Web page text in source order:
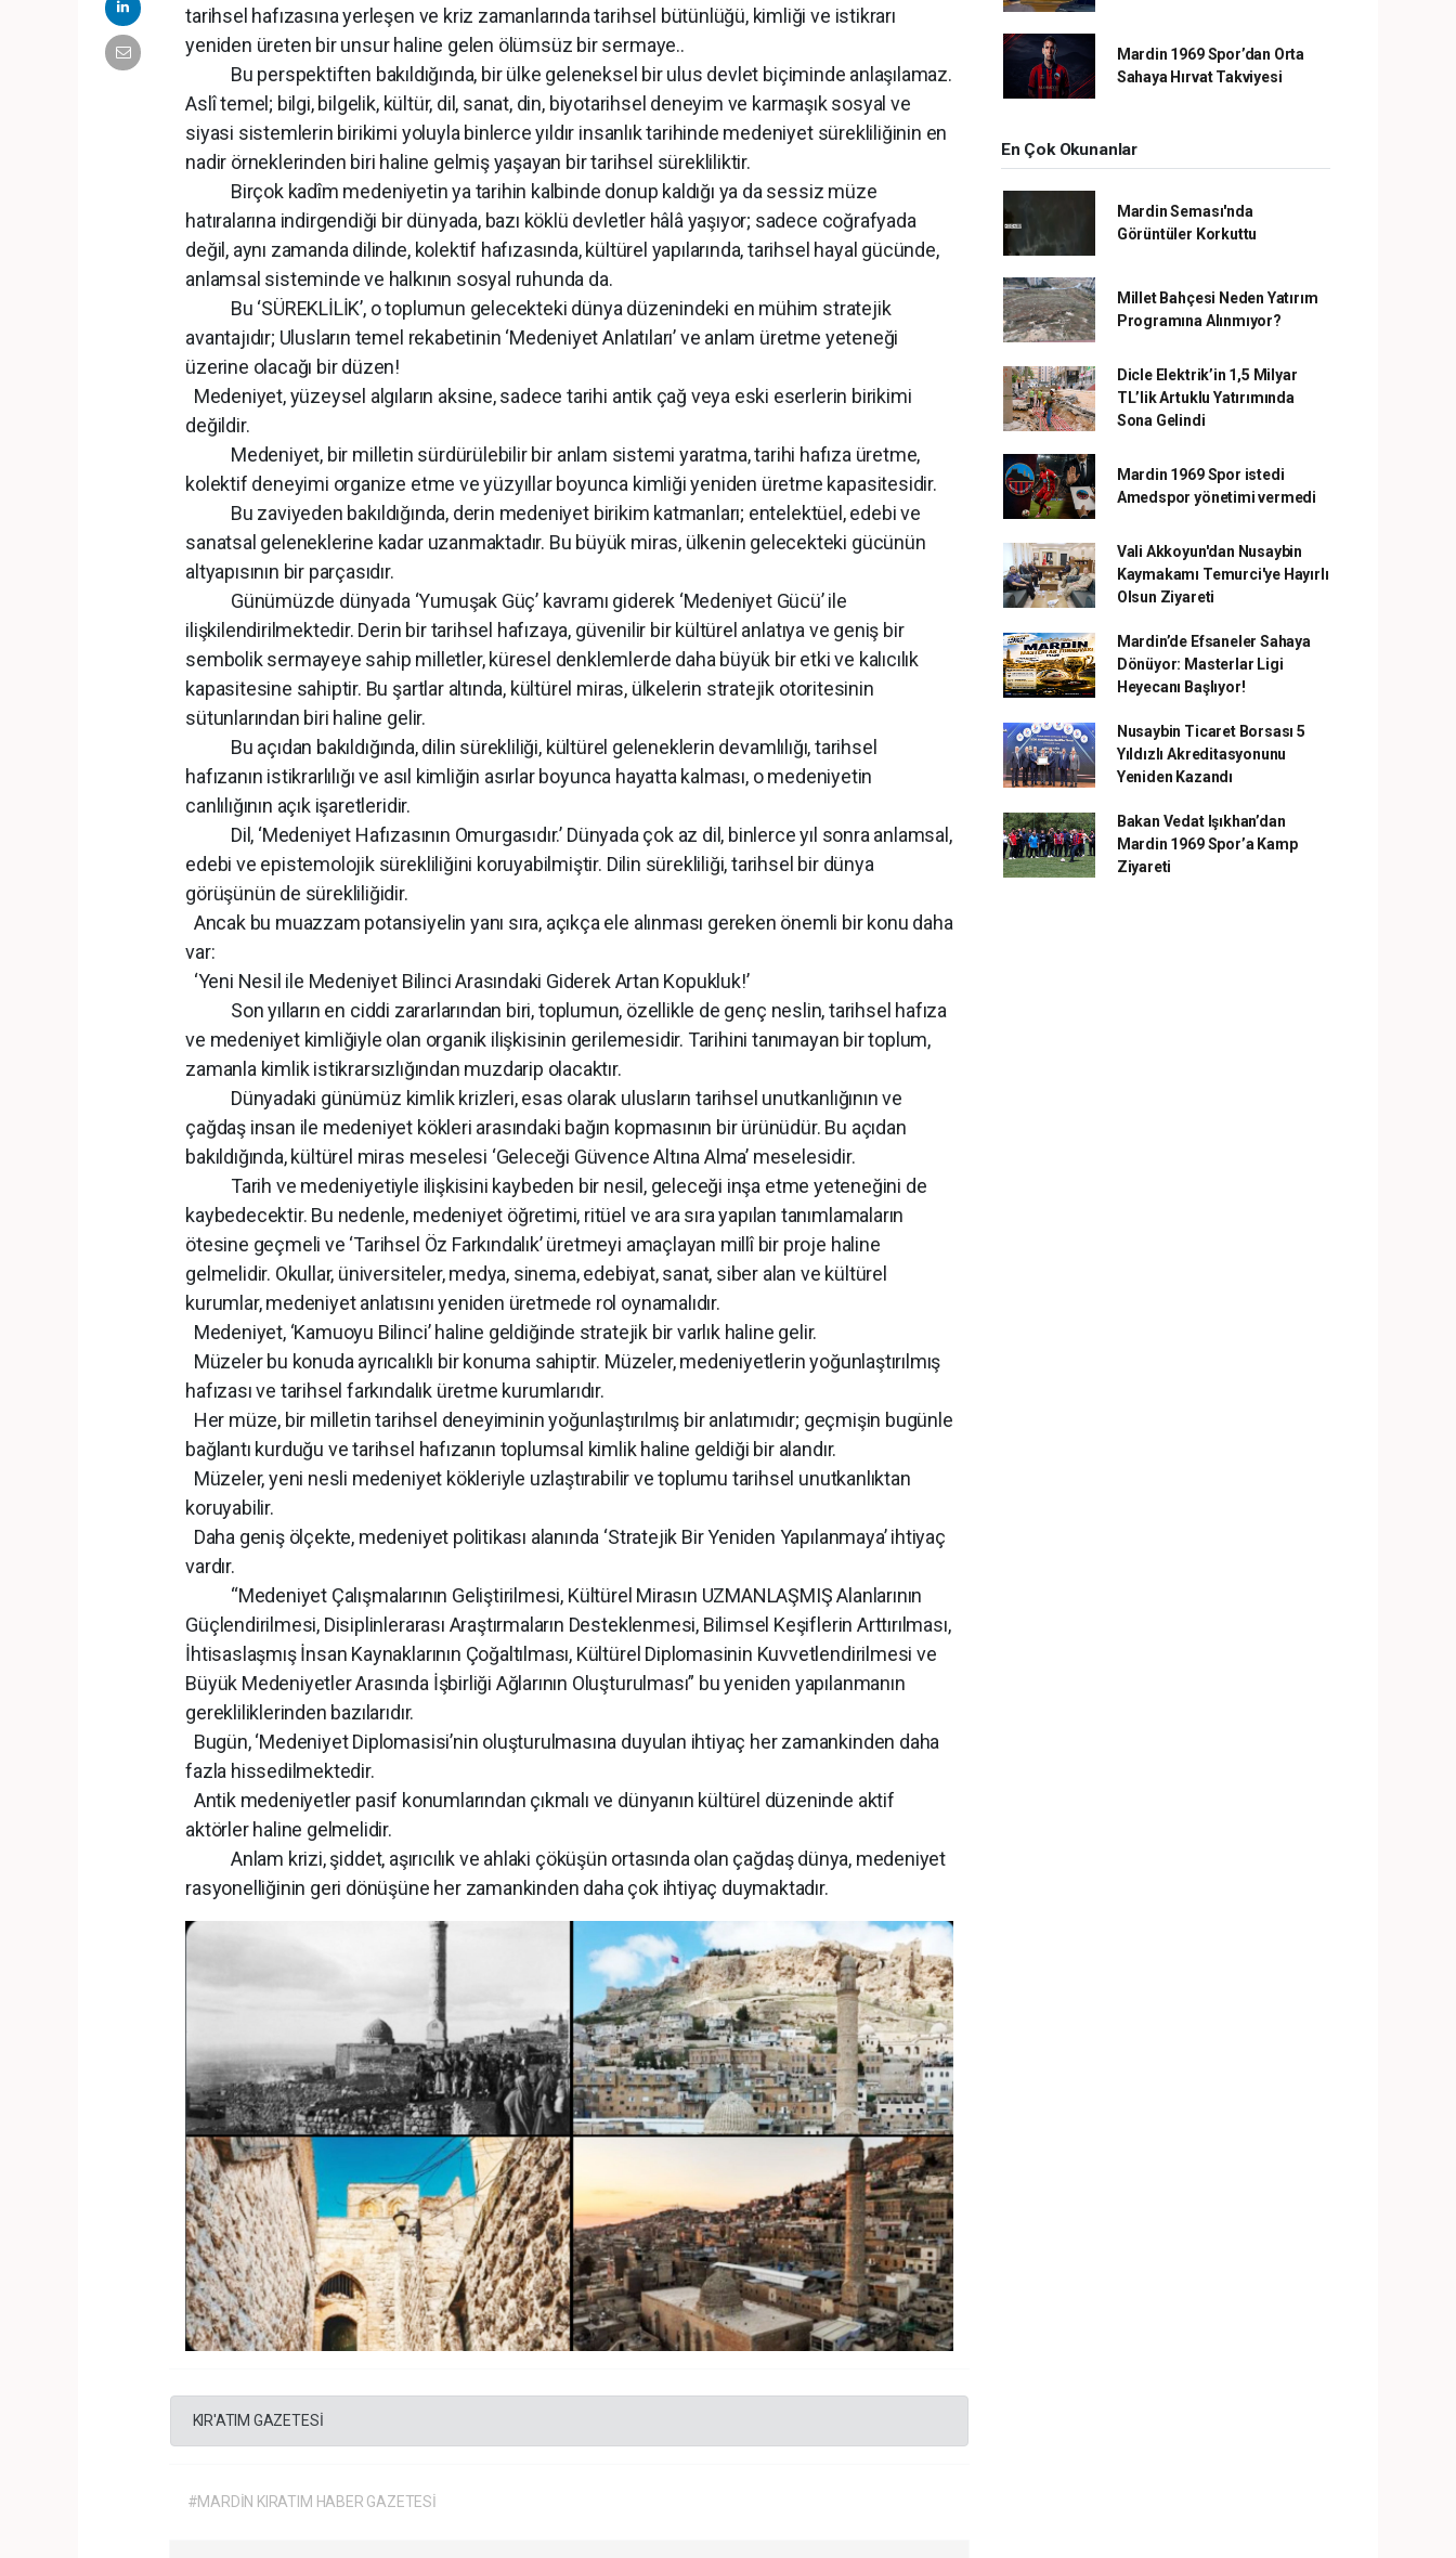
tarihsel hafızasına yerleşen ve kriz zamanlarında tarihsel bütünlüğü, kimliği ve istikrarı
yeniden üreten bir unsur haline gelen ölümsüz bir sermaye..
Bu perspektiften bakıldığında, bir ülke geleneksel bir ulus devlet biçiminde anlaşılamaz.
Aslî temel; bilgi, bilgelik, kültür, dil, sanat, din, biyotarihsel deneyim ve karmaşık sosyal ve
siyasi sistemlerin birikimi yoluyla binlerce yıldır insanlık tarihinde medeniyet sürekliliğinin en
nadir örneklerinden biri haline gelmiş yaşayan bir tarihsel sürekliliktir.
Birçok kadîm medeniyetin ya tarihin kalbinde donup kaldığı ya da sessiz müze
hatıralarına indirgendiği bir dünyada, bazı köklü devletler hâlâ yaşıyor; sadece coğrafyada
değil, aynı zamanda dilinde, kolektif hafızasında, kültürel yapılarında, tarihsel hayal gücünde,
anlamsal sisteminde ve halkının sosyal ruhunda da.
Bu ‘SÜREKLİLİK’, o toplumun gelecekteki dünya düzenindeki en mühim stratejik
avantajıdır; Ulusların temel rekabetinin ‘Medeniyet Anlatıları’ ve anlam üretme yeteneği
üzerine olacağı bir düzen!
Medeniyet, yüzeysel algıların aksine, sadece tarihi antik çağ veya eski eserlerin birikimi
değildir.
Medeniyet, bir milletin sürdürülebilir bir anlam sistemi yaratma, tarihi hafıza üretme,
kolektif deneyimi organize etme ve yüzyıllar boyunca kimliği yeniden üretme kapasitesidir.
Bu zaviyeden bakıldığında, derin medeniyet birikim katmanları; entelektüel, edebi ve
sanatsal geleneklerine kadar uzanmaktadır. Bu büyük miras, ülkenin gelecekteki gücünün
altyapısının bir parçasıdır.
Günümüzde dünyada ‘Yumuşak Güç’ kavramı giderek ‘Medeniyet Gücü’ ile
ilişkilendirilmektedir. Derin bir tarihsel hafızaya, güvenilir bir kültürel anlatıya ve geniş bir
sembolik sermayeye sahip milletler, küresel denklemlerde daha büyük bir etki ve kalıcılık
kapasitesine sahiptir. Bu şartlar altında, kültürel miras, ülkelerin stratejik otoritesinin
sütunlarından biri haline gelir.
Bu açıdan bakıldığında, dilin sürekliliği, kültürel geleneklerin devamlılığı, tarihsel
hafızanın istikrarlılığı ve asıl kimliğin asırlar boyunca hayatta kalması, o medeniyetin
canlılığının açık işaretleridir.
Dil, ‘Medeniyet Hafızasının Omurgasıdır.’ Dünyada çok az dil, binlerce yıl sonra anlamsal,
edebi ve epistemolojik sürekliliğini koruyabilmiştir. Dilin sürekliliği, tarihsel bir dünya
görüşünün de sürekliliğidir.
Ancak bu muazzam potansiyelin yanı sıra, açıkça ele alınması gereken önemli bir konu daha
var:
‘Yeni Nesil ile Medeniyet Bilinci Arasındaki Giderek Artan Kopukluk!’
Son yılların en ciddi zararlarından biri, toplumun, özellikle de genç neslin, tarihsel hafıza
ve medeniyet kimliğiyle olan organik ilişkisinin gerilemesidir. Tarihini tanımayan bir toplum,
zamanla kimlik istikrarsızlığından muzdarip olacaktır.
Dünyadaki günümüz kimlik krizleri, esas olarak ulusların tarihsel unutkanlığının ve
çağdaş insan ile medeniyet kökleri arasındaki bağın kopmasının bir ürünüdür. Bu açıdan
bakıldığında, kültürel miras meselesi ‘Geleceği Güvence Altına Alma’ meselesidir.
Tarih ve medeniyetiyle ilişkisini kaybeden bir nesil, geleceği inşa etme yeteneğini de
kaybedecektir. Bu nedenle, medeniyet öğretimi, ritüel ve ara sıra yapılan tanımlamaların
ötesine geçmeli ve ‘Tarihsel Öz Farkındalık’ üretmeyi amaçlayan millî bir proje haline
gelmelidir. Okullar, üniversiteler, medya, sinema, edebiyat, sanat, siber alan ve kültürel
kurumlar, medeniyet anlatısını yeniden üretmede rol oynamalıdır.
Medeniyet, ‘Kamuoyu Bilinci’ haline geldiğinde stratejik bir varlık haline gelir.
Müzeler bu konuda ayrıcalıklı bir konuma sahiptir. Müzeler, medeniyetlerin yoğunlaştırılmış
hafızası ve tarihsel farkındalık üretme kurumlarıdır.
Her müze, bir milletin tarihsel deneyiminin yoğunlaştırılmış bir anlatımıdır; geçmişin bugünle
bağlantı kurduğu ve tarihsel hafızanın toplumsal kimlik haline geldiği bir alandır.
Müzeler, yeni nesli medeniyet kökleriyle uzlaştırabilir ve toplumu tarihsel unutkanlıktan
koruyabilir.
Daha geniş ölçekte, medeniyet politikası alanında ‘Stratejik Bir Yeniden Yapılanmaya’ ihtiyaç
vardır.
“Medeniyet Çalışmalarının Geliştirilmesi, Kültürel Mirasın UZMANLAŞMIŞ Alanlarının
Güçlendirilmesi, Disiplinlerarası Araştırmaların Desteklenmesi, Bilimsel Keşiflerin Arttırılması,
İhtisaslaşmış İnsan Kaynaklarının Çoğaltılması, Kültürel Diplomasinin Kuvvetlendirilmesi ve
Büyük Medeniyetler Arasında İşbirliği Ağlarının Oluşturulması” bu yeniden yapılanmanın
gerekliliklerinden bazılarıdır.
Bugün, ‘Medeniyet Diplomasisi’nin oluşturulmasına duyulan ihtiyaç her zamankinden daha
fazla hissedilmektedir.
Antik medeniyetler pasif konumlarından çıkmalı ve dünyanın kültürel düzeninde aktif
aktörler haline gelmelidir.
Anlam krizi, şiddet, aşırıcılık ve ahlaki çöküşün ortasında olan çağdaş dünya, medeniyet
rasyonelliğinin geri dönüşüne her zamankinden daha çok ihtiyaç duymaktadır.
KIR'ATIM GAZETESİ
#MARDİN KIRATIM HABER GAZETESİ
Mardin 1969 Spor’dan Orta
Sahaya Hırvat Takviyesi
En Çok Okunanlar
Mardin Seması'nda
Görüntüler Korkuttu
Millet Bahçesi Neden Yatırım
Programına Alınmıyor?
Dicle Elektrik’in 1,5 Milyar
TL’lik Artuklu Yatırımında
Sona Gelindi
Mardin 1969 Spor istedi
Amedspor yönetimi vermedi
Vali Akkoyun'dan Nusaybin
Kaymakamı Temurci'ye Hayırlı
Olsun Ziyareti
Mardin’de Efsaneler Sahaya
Dönüyor: Masterlar Ligi
Heyecanı Başlıyor!
Nusaybin Ticaret Borsası 5
Yıldızlı Akreditasyonunu
Yeniden Kazandı
Bakan Vedat Işıkhan’dan
Mardin 1969 Spor’a Kamp
Ziyareti